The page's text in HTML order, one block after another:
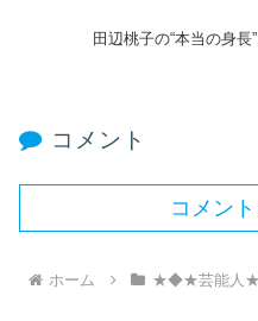
田辺桃子の“本当の身長
コメント
コメン
ホーム ★◆★芸能人